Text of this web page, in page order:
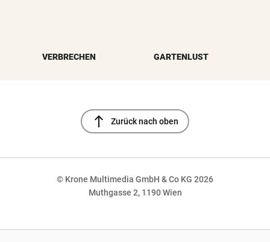
VERBRECHEN GARTENLUST
north Zurück nach oben
© Krone Multimedia GmbH & Co KG 2026
Muthgasse 2, 1190 Wien
NaN%